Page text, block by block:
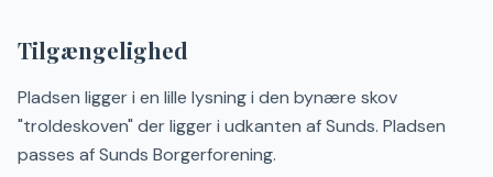
Tilgængelighed
Pladsen ligger i en lille lysning i den bynære skov
"troldeskoven" der ligger i udkanten af Sunds. Pladsen
passes af Sunds Borgerforening.